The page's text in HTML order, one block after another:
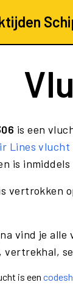
is een
Lines vlucht
is
vertrokken
vind je
vertrekhal,
is een